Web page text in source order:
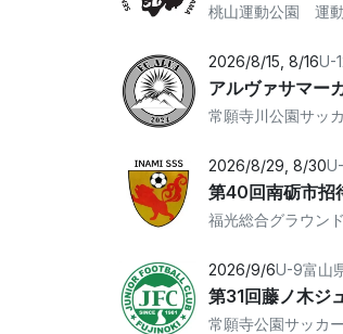
桃山運動公園 運
2026/8/15, 8/16U-
アルヴァサマー
常願寺川公園サッ
2026/8/29, 8/30
第40回南砺市招
福光総合グラウンド
2026/9/6U-9富山
第31回藤ノ木ジ
常願寺公園サッカ